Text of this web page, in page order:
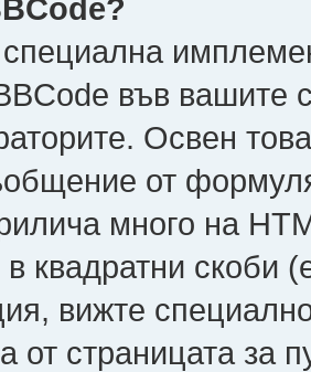
във
Освен
от
много на
в квадратни скоби
вижте
от страницата за